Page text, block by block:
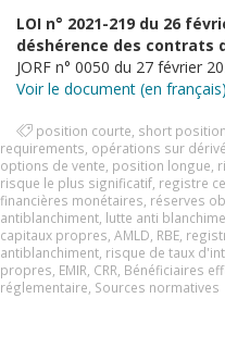
LOI n° 2021-219 du 26
déshérence des contrats
JORF n° 0050 du 27 février
Voir le document (en
position courte short position
requirements opérations sur
options de vente position longue
risque le plus significatif registre
financières monétaires réserves
antiblanchiment lutte anti
capitaux propres AMLD RBE
antiblanchiment risque de taux
propres EMIR CRR Bénéficiaires
réglementaire Sources normatives